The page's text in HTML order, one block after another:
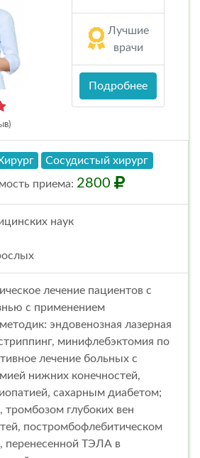
Лучшие
врачи
Подробнее
Сосудистый хирург
приема: 2800
наук
лечение пациентов с
с применением
эндовенозная лазерная
минифлебэктомия по
лечение больных с
нижних конечностей,
сахарным диабетом;
глубоких вен
постромбофлебитическом
ТЭЛА в